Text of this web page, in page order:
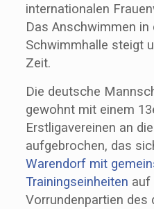
internationalen
Das Anschwimmen in
Schwimmhalle steigt
Zeit.
Die deutsche
gewohnt mit einem
Erstligavereinen an
aufgebrochen, das
Warendorf mit
Trainingseinheiten auf
Vorrundenpartien des